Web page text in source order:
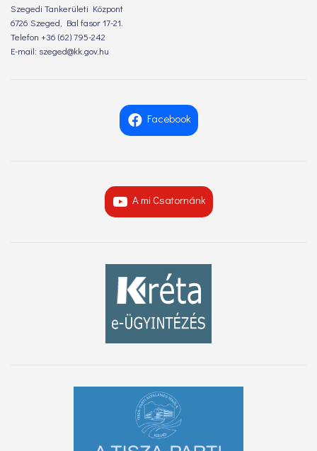
Szegedi Tankerületi Központ
6726 Szeged, Bal fasor 17-21.
Telefon +36 (62) 795-242
E-mail: szeged@kk.gov.hu
Facebook
A mi Csatornánk